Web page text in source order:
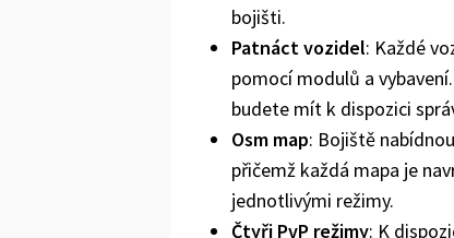
bojišti.
Patnáct vozidel: Každé
pomocí modulů a
budete mít k dispozici
Osm map: Bojiště
přičemž každá mapa je
jednotlivými režimy.
Čtyři PvP režimy: K